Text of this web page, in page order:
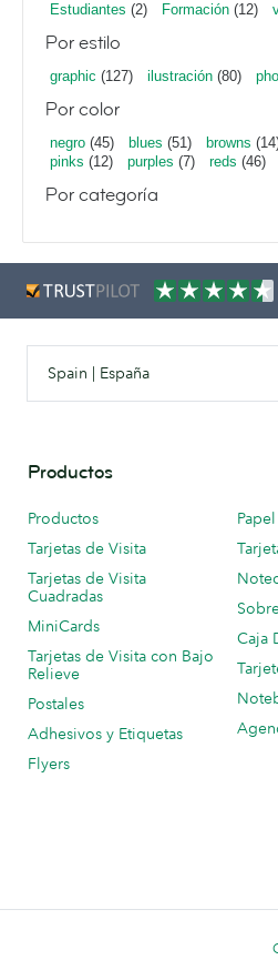
Estudiantes (2) Formación (12)
Por estilo
graphic (127) ilustración (80)
Por color
negro (45) blues (51) browns
pinks (12) purples (7) reds (46)
Por categoría
Spain | España
Productos
Productos
Tarjetas de Visita
Tarjetas de Visita
Cuadradas
MiniCards
Tarjetas de Visita con Bajo
Relieve
Postales
Adhesivos y Etiquetas
Flyers
Caja